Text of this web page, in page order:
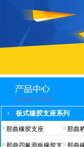
板式橡胶支座系列
那曲橡胶支座 那曲
那曲四氟滑板橡胶支 那曲